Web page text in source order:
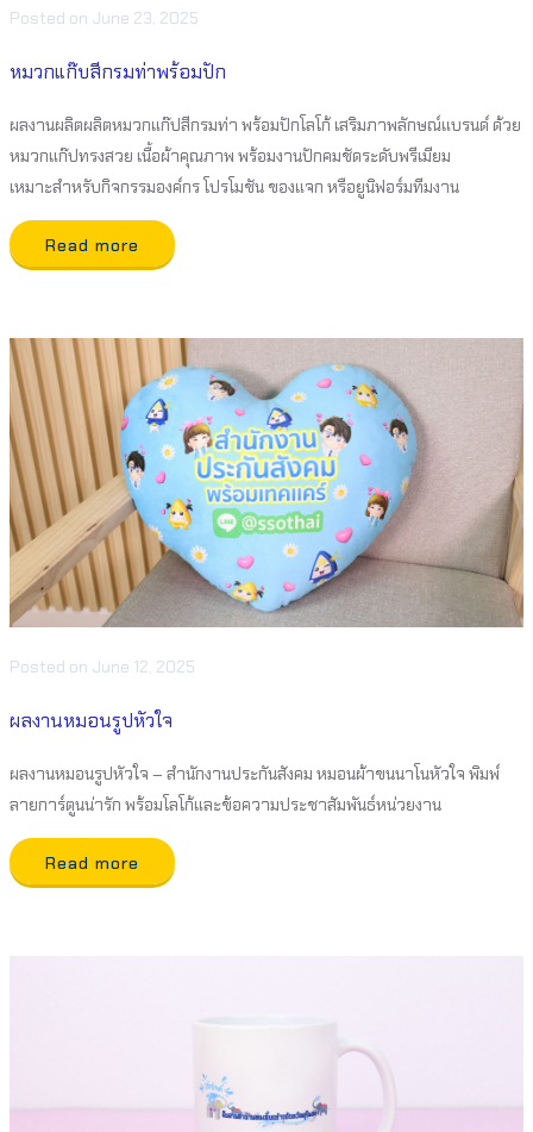
Posted on June 23, 2025
หมวกแก๊บสีกรมท่าพร้อมปัก
ผลงานผลิตผลิตหมวกแก๊ปสีกรมท่า พร้อมปักโลโก้ เสริมภาพลักษณ์แบรนด์ ด้วย
หมวกแก๊ปทรงสวย เนื้อผ้าคุณภาพ พร้อมงานปักคมชัดระดับพรีเมียม
เหมาะสำหรับกิจกรรมองค์กร โปรโมชัน ของแจก หรือยูนิฟอร์มทีมงาน
Read more
Posted on June 12, 2025
ผลงานหมอนรูปหัวใจ
ผลงานหมอนรูปหัวใจ – สำนักงานประกันสังคม หมอนผ้าขนนาโนหัวใจ พิมพ์
ลายการ์ตูนน่ารัก พร้อมโลโก้และข้อความประชาสัมพันธ์หน่วยงาน
Read more